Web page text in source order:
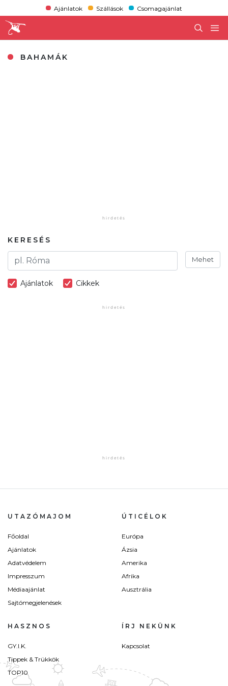
Ajánlatok Szállások Csomagajánlat
BAHAMÁK
KERESÉS
Mehet
Ajánlatok Cikkek
UTAZÓMAJOM
Főoldal
Ajánlatok
Adatvédelem
Impresszum
Médiaajánlat
Sajtómegjelenések
ÚTICÉLOK
Európa
Ázsia
Amerika
Afrika
Ausztrália
HASZNOS
GY.I.K.
Tippek & Trükkök
TOP10
ÍRJ NEKÜNK
Kapcsolat